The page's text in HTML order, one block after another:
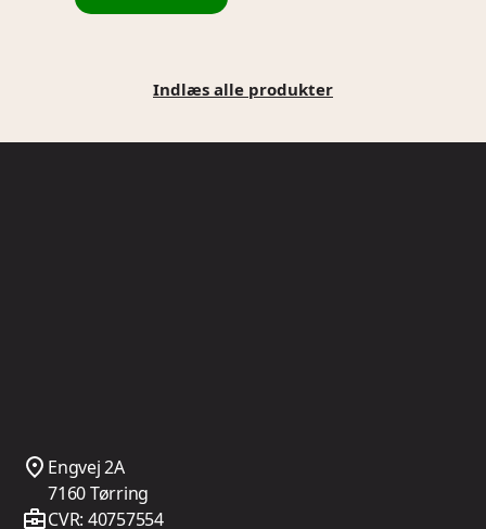
Indlæs alle produkter
Engvej 2A
7160 Tørring
CVR: 40757554